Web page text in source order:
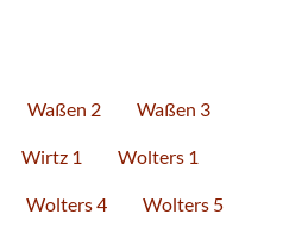
Waßen 2 Waßen 3
Wirtz 1 Wolters 1
Wolters 4 Wolters 5